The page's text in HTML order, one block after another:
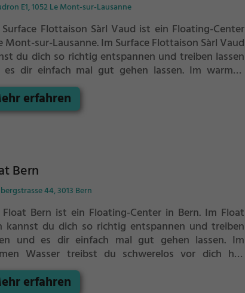
E1, 1052 Le Mont-sur-Lausanne
Surface Flottaison Sàrl Vaud ist ein Floating-Center
Mont-sur-Lausanne.Im Surface Flottaison Sàrl Vaud
du dich so richtig entspannen und treiben lassen
es dir einfach mal gut gehen lassen. Im warmen
treibst du schwerelos vor dich hin. Perfekt, um
anstrengenden Alltag zu entspannen,
und einfach einmal nichts zu tun.
erfahren
Bern
44, 3013 Bern
Float Bern ist ein Floating-Center in Bern. Im Float
kannst du dich so richtig entspannen und treiben
und es dir einfach mal gut gehen lassen. Im
Wasser treibst du schwerelos vor dich hin.
um vom anstrengenden Alltag zu entspannen,
und einfach einmal nichts zu tun.
erfahren